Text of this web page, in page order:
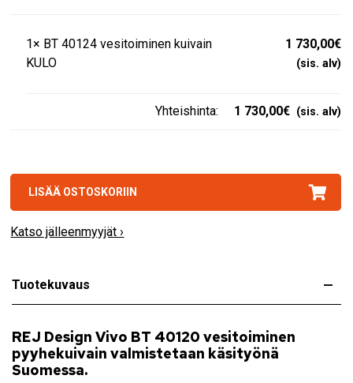
1× BT 40124 vesitoiminen kuivain
KULO
1 730,00€
Yhteishinta: 1 730,00€
LISÄÄ OSTOSKORIIN
Katso jälleenmyyjät ›
Tuotekuvaus
REJ Design Vivo BT 40120 vesitoiminen
pyyhekuivain valmistetaan käsityönä
Suomessa.